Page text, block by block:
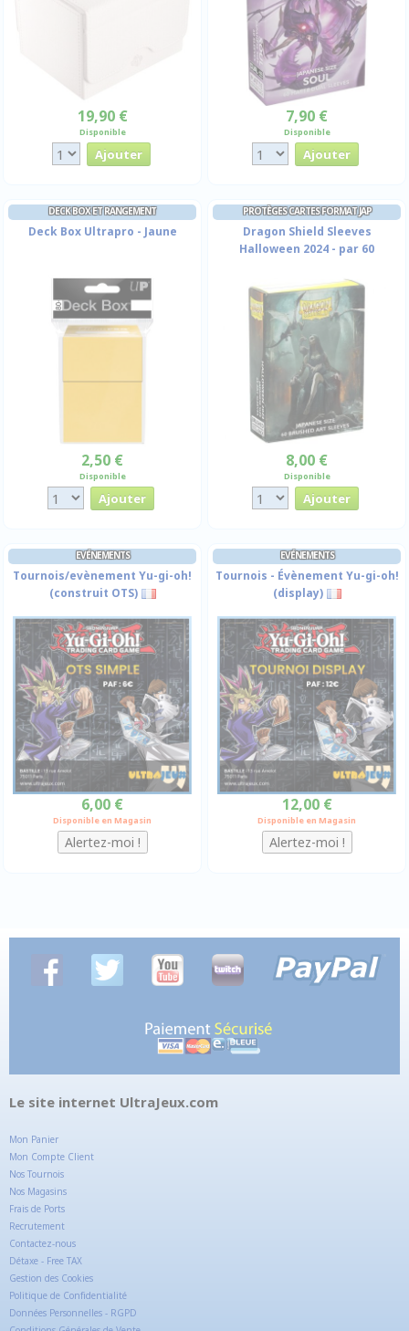
19,90 €
Disponible
7,90 €
Disponible
DECK BOX ET RANGEMENT
Deck Box Ultrapro - Jaune
2,50 €
Disponible
PROTÈGES CARTES FORMAT JAP
Dragon Shield Sleeves
Halloween 2024 - par 60
8,00 €
Disponible
EVÉNEMENTS
Tournois/evènement Yu-gi-oh!
(construit OTS)
6,00 €
Disponible en Magasin
EVÉNEMENTS
Tournois - Évènement Yu-gi-oh!
(display)
12,00 €
Disponible en Magasin
Le site internet UltraJeux.com
Mon Panier
Mon Compte Client
Nos Tournois
Nos Magasins
Frais de Ports
Recrutement
Contactez-nous
Détaxe - Free TAX
Gestion des Cookies
Politique de Confidentialité
Données Personnelles - RGPD